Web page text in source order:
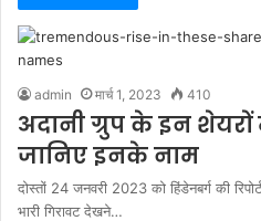
admin मार्च 1, 2023 410
अदानी ग्रुप के इन
जानिए इनके नाम
दोस्तों 24 जनवरी 2023 को हिंडेनबर्ग की
भारी गिरावट देखने…